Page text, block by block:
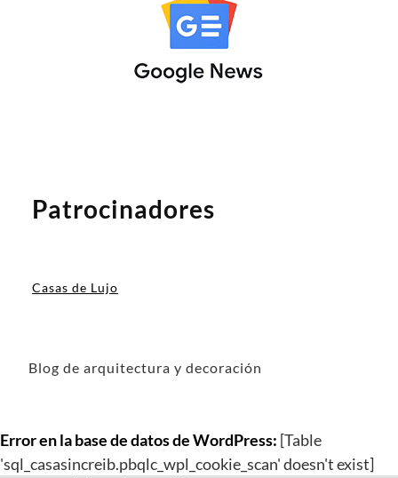
Patrocinadores
Casas de Lujo
Blog de arquitectura y decoración
Error en la base de datos de WordPress: [Table
'sql_casasincreib.pbqlc_wpl_cookie_scan' doesn't exist]